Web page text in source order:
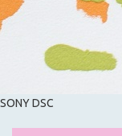
SONY DSC